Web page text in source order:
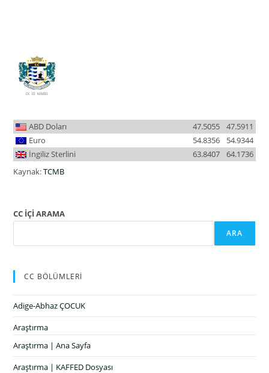
ABD Doları 47.5911
47.5055
Euro
54.9344
54.8356
İngiliz Sterlini
64.1736
63.8407
Kaynak:TCMB
CC İÇİ ARAMA
ARA
CC BÖLÜMLERİ
Adige-Abhaz ÇOCUK
Araştırma
Araştırma | Ana Sayfa
Araştırma | KAFFED Dosyası